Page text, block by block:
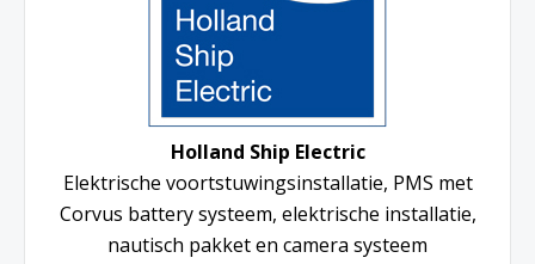
Holland Ship Electric
Elektrische voortstuwingsinstallatie, PMS met
Corvus battery systeem, elektrische installatie,
nautisch pakket en camera systeem